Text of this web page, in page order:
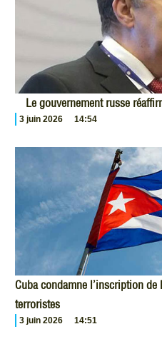
Le gouvernement russe
3 juin 2026 14:54
Cuba condamne l’inscription de
terroristes
3 juin 2026 14:51